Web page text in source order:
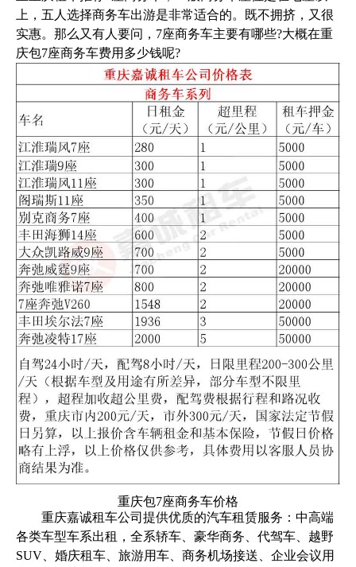
上，五人选择商务车出游是非常适合的。既不拥挤，又很
实惠。那么又有人要问，7座商务车主要有哪些?大概在重
庆包7座商务车费用多少钱呢?
重庆包7座商务车价格
重庆嘉诚租车公司提供优质的汽车租赁服务：中高端
各类车型车系出租，全系轿车、豪华商务、代驾车、越野
SUV、婚庆租车、旅游用车、商务机场接送、企业会议用